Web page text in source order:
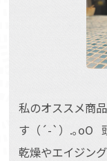
私のオススメ商品
す（´-`）.｡oO
乾燥やエイジン